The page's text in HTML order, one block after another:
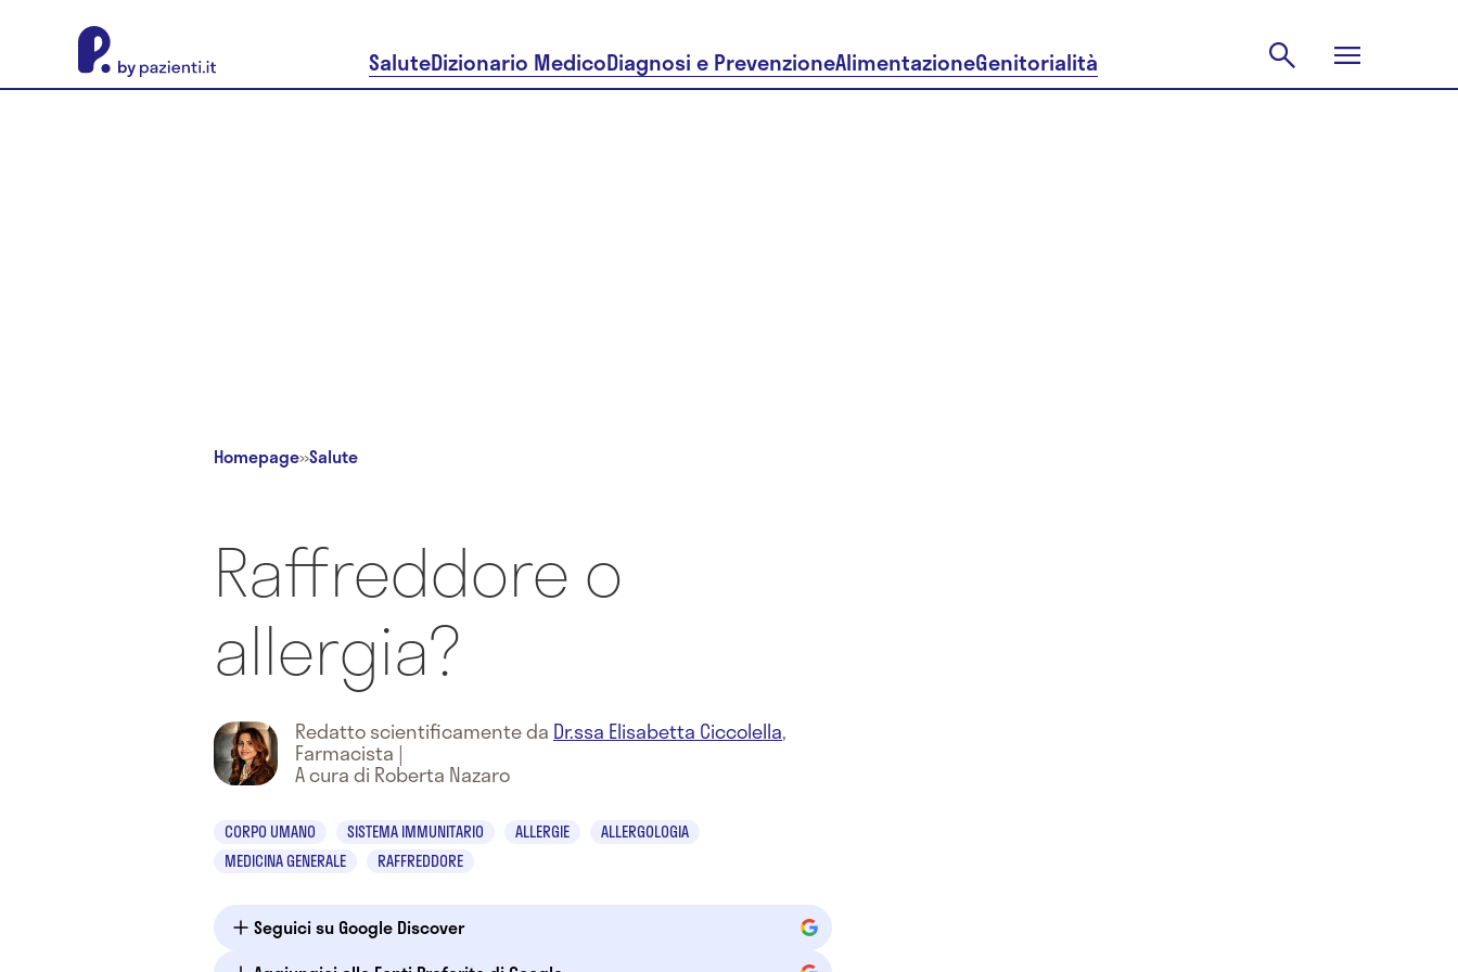
SaluteDizionario MedicoDiagnosi e PrevenzioneAlimentazioneGenitorialità
Homepage»Salute
Raffreddore o
allergia?
Redatto scientificamente da Dr.ssa Elisabetta Ciccolella,
Farmacista |
A cura di Roberta Nazaro
CORPO UMANO SISTEMA IMMUNITARIO ALLERGIE
ALLERGOLOGIA
MEDICINA GENERALE
RAFFREDDORE
Seguici su Google Discover